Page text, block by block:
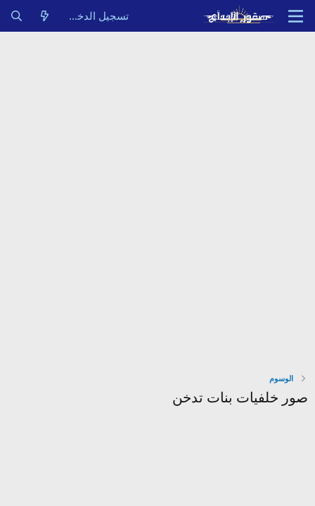
تسجيل الدخول
الوسوم
صور خلفيات بنات تدخن